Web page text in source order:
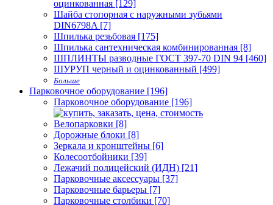
оцинкованная [129]
Шайба стопорная с наружными зубьями
DIN6798A [7]
Шпилька резьбовая [175]
Шпилька сантехническая комбинированная [8]
ШПЛИНТЫ разводные ГОСТ 397-70 DIN 94 [460]
ШУРУП черный и оцинкованный [499]
Больше
Парковочное оборудование [196]
Парковочное оборудование [196]
Велопарковки [8]
Дорожные блоки [8]
Зеркала и кронштейны [6]
Колесоотбойники [39]
Лежачий полицейский (ИДН) [21]
Парковочные аксессуары [37]
Парковочные барьеры [7]
Парковочные столбики [70]